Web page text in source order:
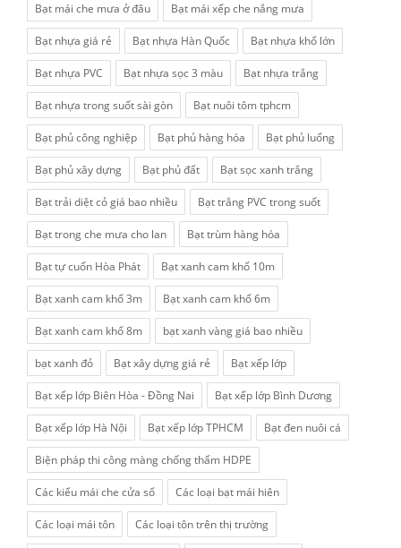
Bạt mái che mưa ở đâu Bạt mái xếp che nắng mưa
Bạt nhựa giá rẻ Bạt nhựa Hàn Quốc Bạt nhựa khổ lớn
Bạt nhựa PVC Bạt nhựa sọc 3 màu Bạt nhựa trắng
Bạt nhựa trong suốt sài gòn Bạt nuôi tôm tphcm
Bạt phủ công nghiệp Bạt phủ hàng hóa Bạt phủ luống
Bạt phủ xây dựng Bạt phủ đất Bạt sọc xanh trắng
Bạt trải diệt cỏ giá bao nhiều Bạt trắng PVC trong suốt
Bạt trong che mưa cho lan Bạt trùm hàng hóa
Bạt tự cuốn Hòa Phát Bạt xanh cam khổ 10m
Bạt xanh cam khổ 3m Bạt xanh cam khổ 6m
Bạt xanh cam khổ 8m bạt xanh vàng giá bao nhiều
bạt xanh đỏ Bạt xây dựng giá rẻ Bạt xếp lớp
Bạt xếp lớp Biên Hòa - Đồng Nai Bạt xếp lớp Bình Dương
Bạt xếp lớp Hà Nội Bạt xếp lớp TPHCM Bạt đen nuôi cá
Biện pháp thi công màng chống thấm HDPE
Các kiểu mái che cửa sổ Các loại bạt mái hiên
Các loại mái tôn Các loại tôn trên thị trường